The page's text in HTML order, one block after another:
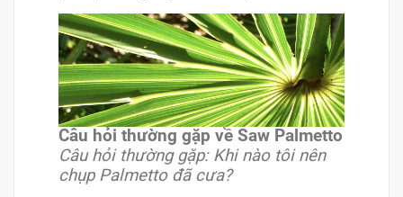
Câu hỏi thường gặp về Saw Palmetto
Câu hỏi thường gặp: Khi nào tôi nên
chụp Palmetto đã cưa?